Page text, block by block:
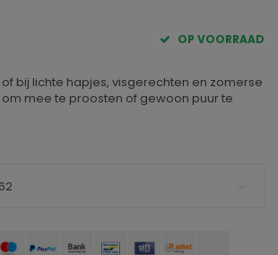
OP VOORRAAD
bij lichte hapjes, visgerechten en zomerse
mee te proosten of gewoon puur te